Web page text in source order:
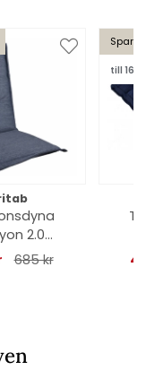
2.0
- indigo
685 kr
Spara
till 16/8